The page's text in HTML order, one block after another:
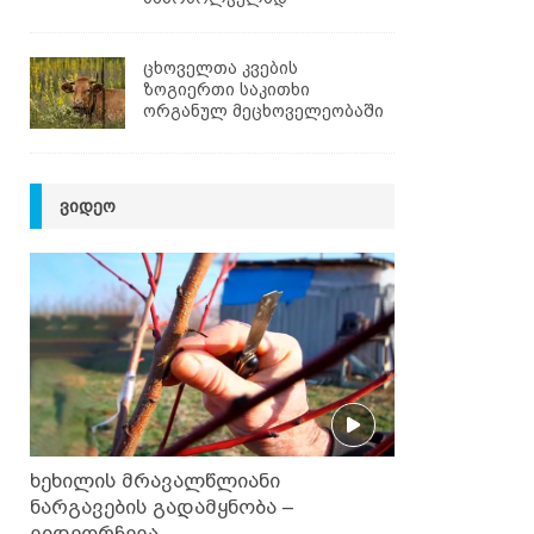
ცხოველთა კვების
ზოგიერთი საკითხი
ორგანულ მეცხოველეობაში
ᲕᲘᲓᲔᲝ
ხეხილის მრავალწლიანი
ნარგავების გადამყნობა –